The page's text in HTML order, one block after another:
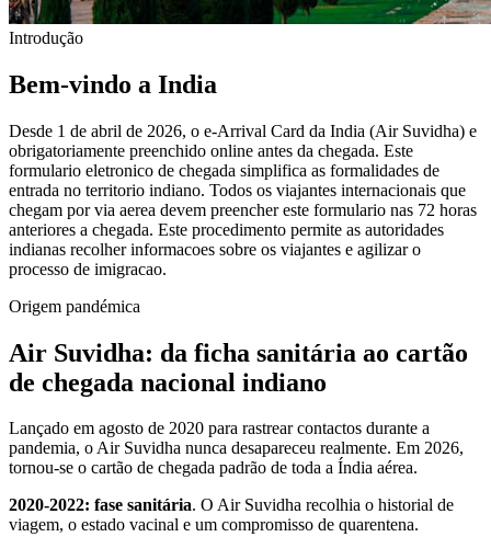
Introdução
Bem-vindo a India
Desde 1 de abril de 2026, o e-Arrival Card da India (Air Suvidha) e
obrigatoriamente preenchido online antes da chegada. Este
formulario eletronico de chegada simplifica as formalidades de
entrada no territorio indiano. Todos os viajantes internacionais que
chegam por via aerea devem preencher este formulario nas 72 horas
anteriores a chegada. Este procedimento permite as autoridades
indianas recolher informacoes sobre os viajantes e agilizar o
processo de imigracao.
Origem pandémica
Air Suvidha: da ficha sanitária ao cartão
de chegada nacional indiano
Lançado em agosto de 2020 para rastrear contactos durante a
pandemia, o Air Suvidha nunca desapareceu realmente. Em 2026,
tornou-se o cartão de chegada padrão de toda a Índia aérea.
2020-2022: fase sanitária. O Air Suvidha recolhia o historial de
viagem, o estado vacinal e um compromisso de quarentena.